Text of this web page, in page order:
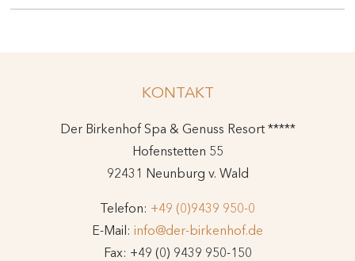
KONTAKT
Der Birkenhof Spa & Genuss Resort *****
Hofenstetten 55
92431 Neunburg v. Wald
Telefon: +49 (0)9439 950-0
E-Mail: info@der-birkenhof.de
Fax: +49 (0) 9439 950-150